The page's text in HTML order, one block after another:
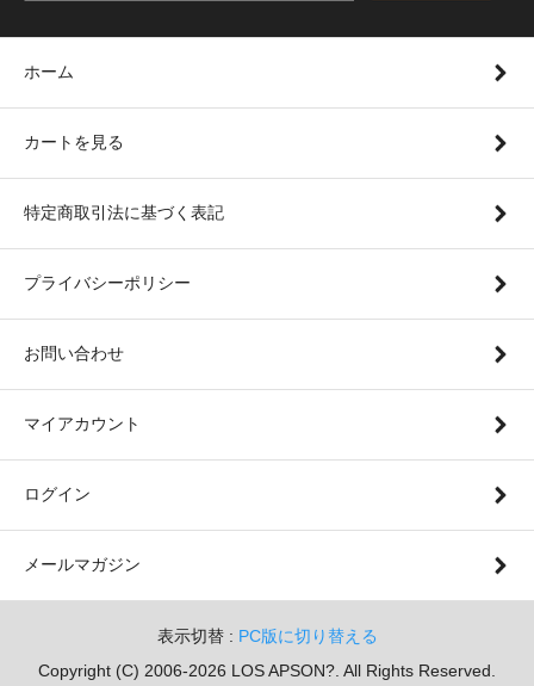
ホーム
カートを見る
特定商取引法に基づく表記
プライバシーポリシー
お問い合わせ
マイアカウント
ログイン
メールマガジン
表示切替 : PC版に切り替える
Copyright (C) 2006-2026 LOS APSON?. All Rights Reserved.